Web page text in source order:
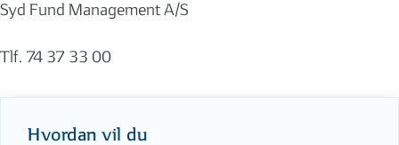
Syd Fund Management A/S
Tlf. 74 37 33 00
Hvordan vil du